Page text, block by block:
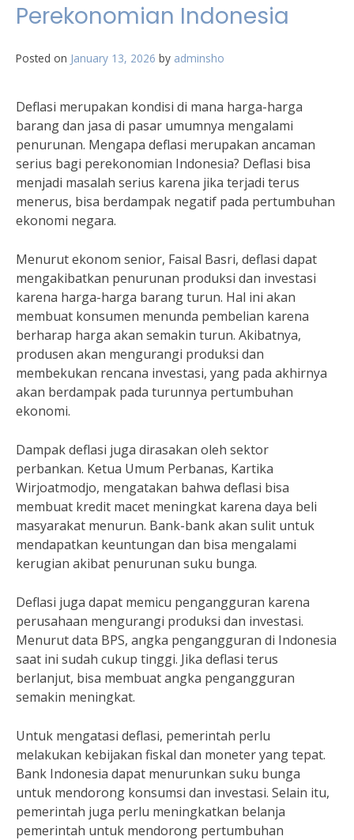
Perekonomian Indonesia
Posted on January 13, 2026 by adminsho
Deflasi merupakan kondisi di mana harga-harga
barang dan jasa di pasar umumnya mengalami
penurunan. Mengapa deflasi merupakan ancaman
serius bagi perekonomian Indonesia? Deflasi bisa
menjadi masalah serius karena jika terjadi terus
menerus, bisa berdampak negatif pada pertumbuhan
ekonomi negara.
Menurut ekonom senior, Faisal Basri, deflasi dapat
mengakibatkan penurunan produksi dan investasi
karena harga-harga barang turun. Hal ini akan
membuat konsumen menunda pembelian karena
berharap harga akan semakin turun. Akibatnya,
produsen akan mengurangi produksi dan
membekukan rencana investasi, yang pada akhirnya
akan berdampak pada turunnya pertumbuhan
ekonomi.
Dampak deflasi juga dirasakan oleh sektor
perbankan. Ketua Umum Perbanas, Kartika
Wirjoatmodjo, mengatakan bahwa deflasi bisa
membuat kredit macet meningkat karena daya beli
masyarakat menurun. Bank-bank akan sulit untuk
mendapatkan keuntungan dan bisa mengalami
kerugian akibat penurunan suku bunga.
Deflasi juga dapat memicu pengangguran karena
perusahaan mengurangi produksi dan investasi.
Menurut data BPS, angka pengangguran di Indonesia
saat ini sudah cukup tinggi. Jika deflasi terus
berlanjut, bisa membuat angka pengangguran
semakin meningkat.
Untuk mengatasi deflasi, pemerintah perlu
melakukan kebijakan fiskal dan moneter yang tepat.
Bank Indonesia dapat menurunkan suku bunga
untuk mendorong konsumsi dan investasi. Selain itu,
pemerintah juga perlu meningkatkan belanja
pemerintah untuk mendorong pertumbuhan